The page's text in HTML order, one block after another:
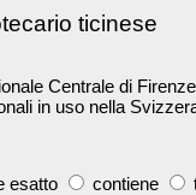
ticinese
Centrale di
in uso nella
esatto contiene